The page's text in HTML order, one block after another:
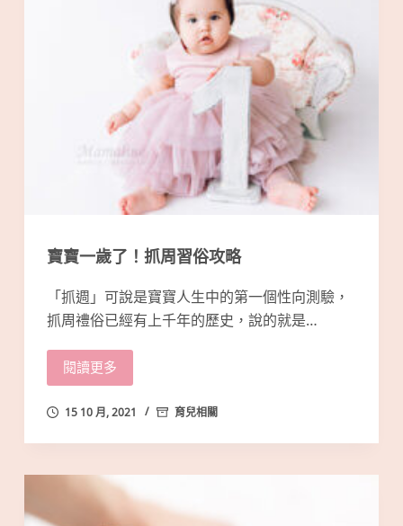
寶寶一歲了！抓周習俗攻略
「抓週」可說是寶寶人生中的第一個性向測驗，
抓周禮俗已經有上千年的歷史，說的就是…
閱讀更多
15 10 月, 2021 育兒相關